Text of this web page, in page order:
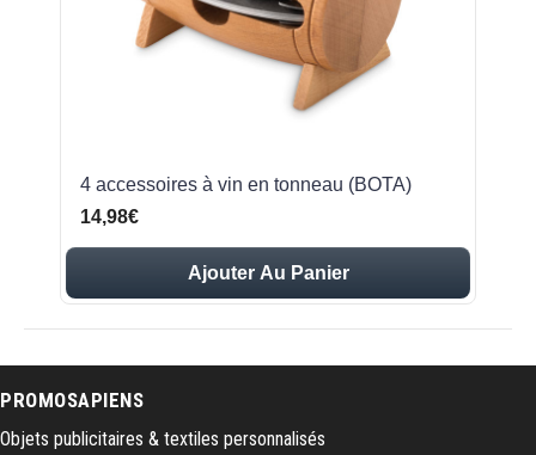
4 accessoires à vin en tonneau (BOTA)
14,98€
Ajouter Au Panier
PROMOSAPIENS
Objets publicitaires & textiles personnalisés